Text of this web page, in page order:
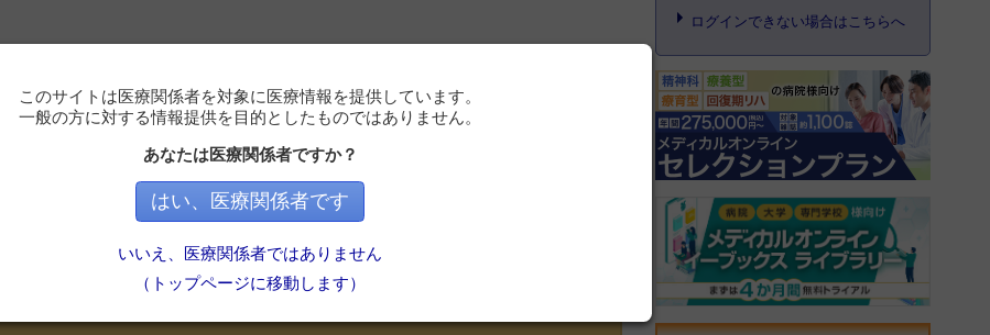
だくと記事の続きをお読みいただけます。
ログインできない場合はこちらへ
このサイトは医療関係者を対象に医療情報を提供しています。
一般の方に対する情報提供を目的としたものではありません。
あなたは医療関係者ですか？
はい、医療関係者です
いいえ、医療関係者ではありません
（トップページに移動します）